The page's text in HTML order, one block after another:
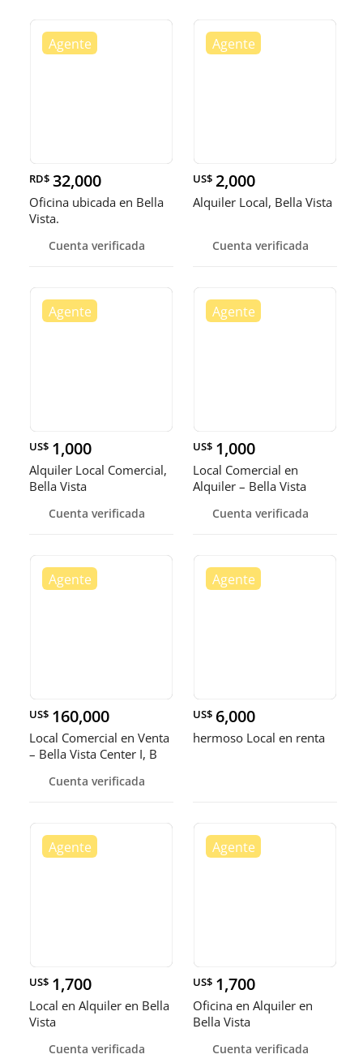
RD$ 32,000
Oficina ubicada en Bella
Vista.
Cuenta verificada
US$ 2,000
Alquiler Local, Bella Vista
Cuenta verificada
US$ 1,000
Alquiler Local Comercial,
Bella Vista
Cuenta verificada
US$ 1,000
Local Comercial en
Alquiler – Bella Vista
Cuenta verificada
US$ 160,000
Local Comercial en Venta
– Bella Vista Center I, B
Cuenta verificada
US$ 6,000
hermoso Local en renta
US$ 1,700
Local en Alquiler en Bella
Vista
Cuenta verificada
US$ 1,700
Oficina en Alquiler en
Bella Vista
Cuenta verificada